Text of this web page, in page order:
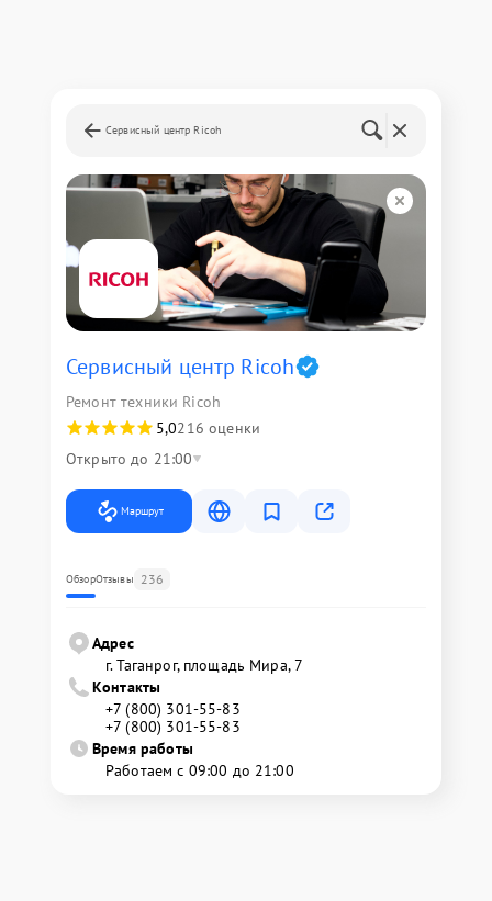
Сервисный центр Ricoh
Сервисный центр Ricoh
Ремонт техники Ricoh
5,0216 оценки
Открыто до 21:00
Маршрут
ОбзорОтзывы 236
Адрес
г. Таганрог, площадь Мира, 7
Контакты
+7 (800) 301-55-83
+7 (800) 301-55-83
Время работы
Работаем с 09:00 до 21:00